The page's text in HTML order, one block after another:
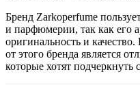
Бренд Zarkoperfume
и парфюмерии, так как его
оригинальность и
от этого бренда является
которые хотят